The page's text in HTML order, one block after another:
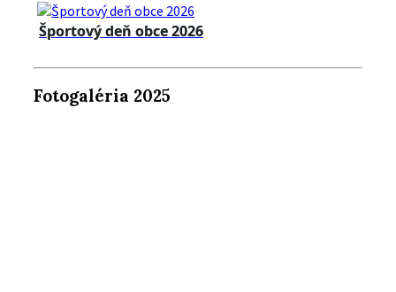
Športový deň obce 2026
Fotogaléria 2025